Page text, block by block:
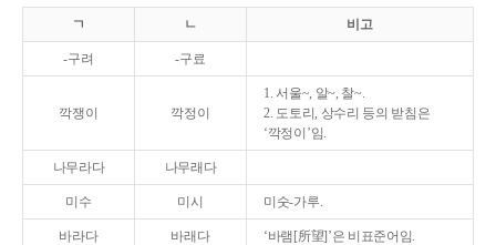
ㄱ ㄴ 비고
-구려 -구료
깍쟁이 깍정이
1. 서울~, 알~, 찰~.
2. 도토리, 상수리 등의 받침은
‘깍정이’임.
나무라다 나무래다
미수 미시 미숫-가루.
바라다 바래다 ‘바램[所望]’은 비표준어임.